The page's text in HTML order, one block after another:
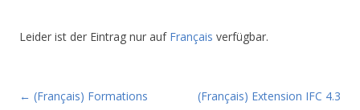
Leider ist der Eintrag nur auf Français verfügbar.
Beitragsnavigation
← (Français) Formations
(Français) Extension IFC 4.3